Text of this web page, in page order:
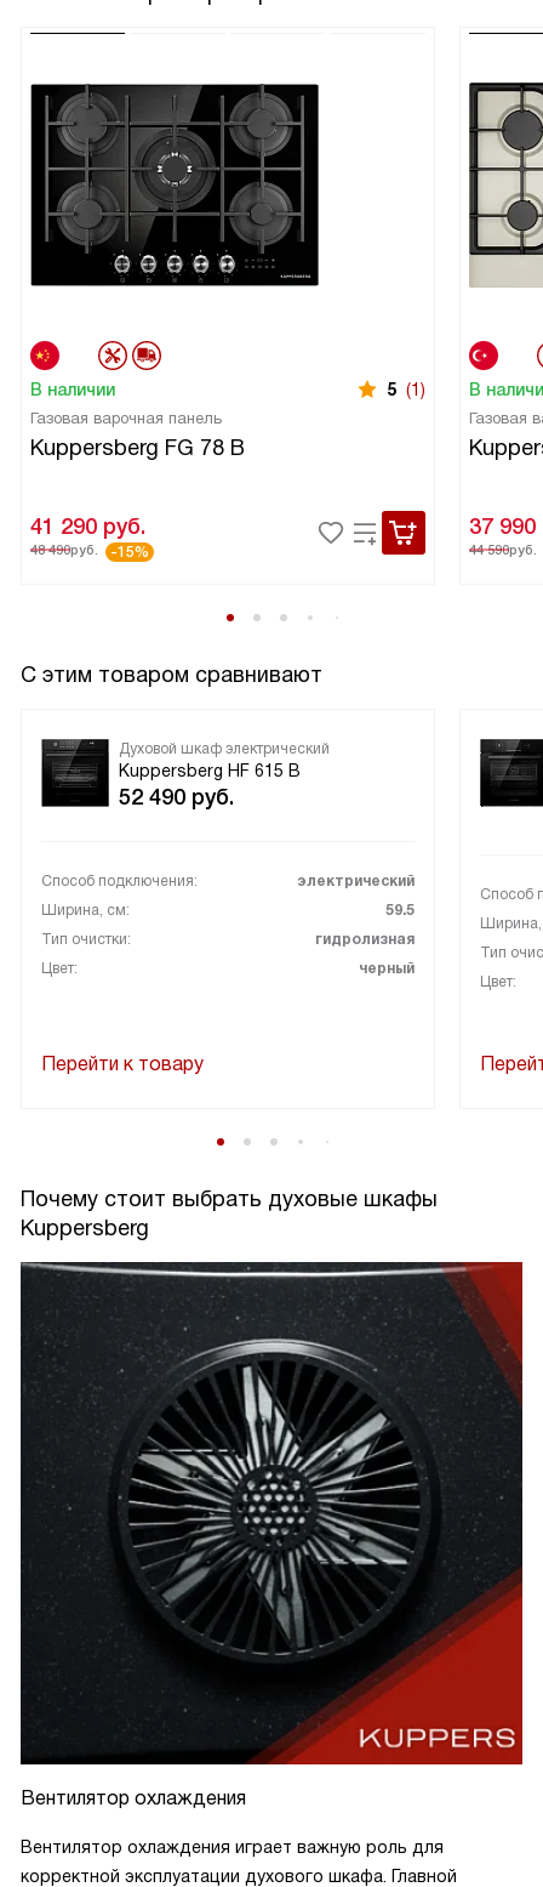
В наличии 5 (1)
Газовая варочная панель
Kuppersberg FG 78 B
41 290 руб.
48 490руб. -15%
В
Газовая
37 990
44 590руб.
С этим товаром сравнивают
Духовой шкаф электрический
Kuppersberg HF 615 B
52 490 руб.
Способ подключения:
электрический
Ширина, см:
59.5
Тип очистки:
гидролизная
Цвет:
черный
Перейти к товару
Способ
Тип
Цвет:
Почему стоит выбрать духовые шкафы
Kuppersberg
Вентилятор охлаждения
Вентилятор охлаждения играет важную роль для
корректной эксплуатации духового шкафа. Главной